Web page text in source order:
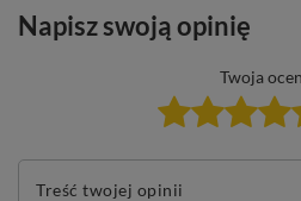
Napisz swoją opinię
Twoja
Treść twojej opinii